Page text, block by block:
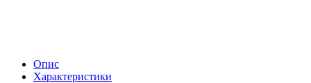
Опис
Характеристики